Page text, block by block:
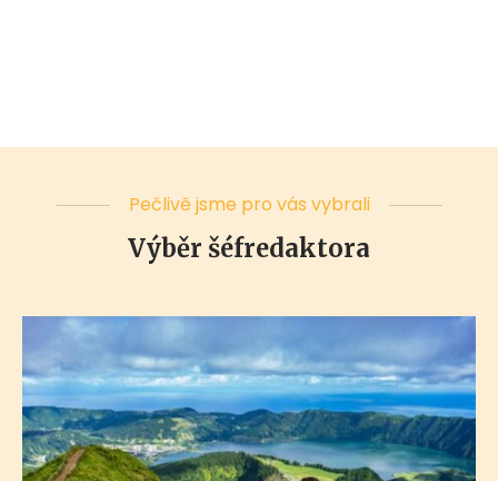
Pečlivě jsme pro vás vybrali
Výběr šéfredaktora